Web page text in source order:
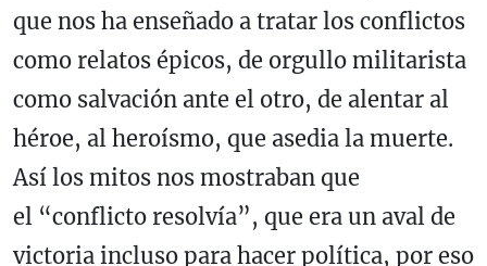
que nos ha enseñado a tratar los conflictos
como relatos épicos, de orgullo militarista
como salvación ante el otro, de alentar al
héroe, al heroísmo, que asedia la muerte.
Así los mitos nos mostraban que
el “conflicto resolvía”, que era un aval de
victoria incluso para hacer política, por eso